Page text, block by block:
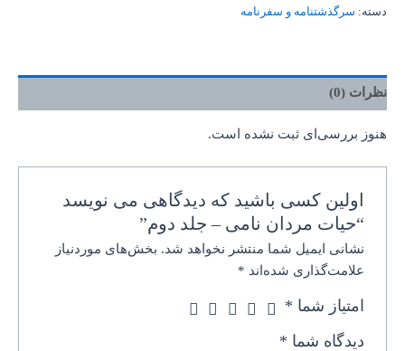
دسته: سرگذشتنامه و سفرنامه
نظرات (0)
هنوز بررسی‌ای ثبت نشده است.
اولین کسی باشید که دیدگاهی می نویسد
“حیات مردان نامی – جلد دوم”
نشانی ایمیل شما منتشر نخواهد شد. بخش‌های موردنیاز
علامت‌گذاری شده‌اند *
امتیاز شما *
دیدگاه شما *